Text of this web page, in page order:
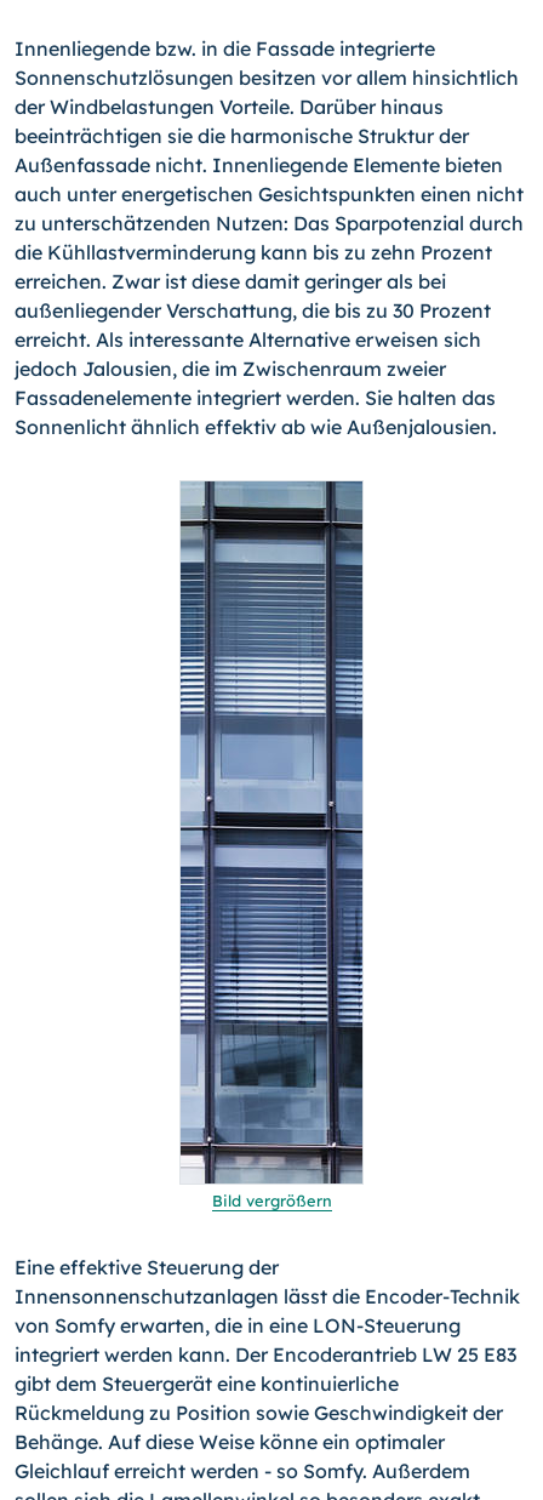
Innenliegende bzw. in die Fassade integrierte
Sonnenschutzlösungen besitzen vor allem hinsichtlich
der Windbelastungen Vorteile. Darüber hinaus
beeinträchtigen sie die harmonische Struktur der
Außenfassade nicht. Innenliegende Elemente bieten
auch unter energetischen Gesichtspunkten einen nicht
zu unterschätzenden Nutzen: Das Sparpotenzial durch
die Kühllastverminderung kann bis zu zehn Prozent
erreichen. Zwar ist diese damit geringer als bei
außenliegender Verschattung, die bis zu 30 Prozent
erreicht. Als interessante Alternative erweisen sich
jedoch Jalousien, die im Zwischenraum zweier
Fassadenelemente integriert werden. Sie halten das
Sonnenlicht ähnlich effektiv ab wie Außenjalousien.
Bild vergrößern
Eine effektive Steuerung der
Innensonnenschutzanlagen lässt die Encoder-Technik
von Somfy erwarten, die in eine LON-Steuerung
integriert werden kann. Der Encoderantrieb LW 25 E83
gibt dem Steuergerät eine kontinuierliche
Rückmeldung zu Position sowie Geschwindigkeit der
Behänge. Auf diese Weise könne ein optimaler
Gleichlauf erreicht werden - so Somfy. Außerdem